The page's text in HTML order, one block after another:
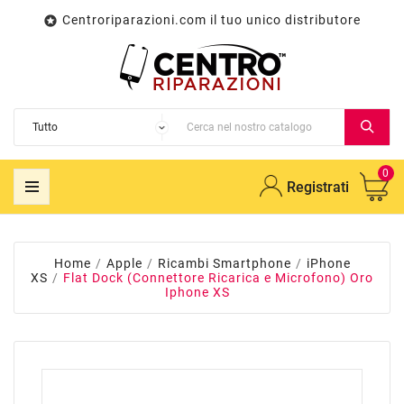
 Centroriparazioni.com il tuo unico distributore
Registrati
0
Home Apple Ricambi Smartphone
iPhone
XS
Flat Dock (Connettore Ricarica e Microfono) Oro
Iphone XS